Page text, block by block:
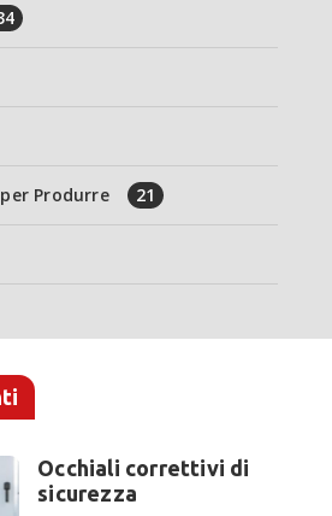
Produrre 21
Occhiali correttivi di
sicurezza